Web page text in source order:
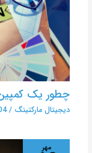
چطور یک کمپین
دیجیتال مارکتینگ /
06
مهر